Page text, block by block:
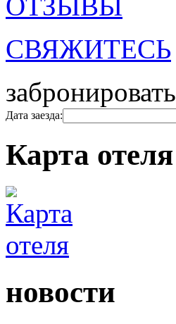
СВЯЖИТЕСЬ
забронировать
Дата заезда:
Карта отеля
новости